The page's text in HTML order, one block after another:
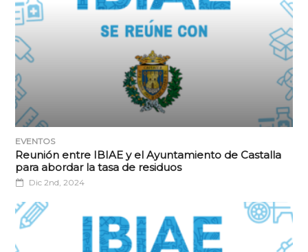
EVENTOS
Reunión entre IBIAE y el Ayuntamiento de Castalla
para abordar la tasa de residuos
Dic 2nd, 2024